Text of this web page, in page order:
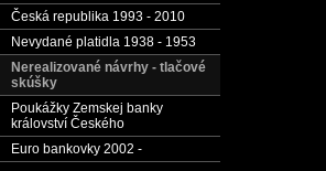
Česká republika 1993 - 2010
Nevydané platidla 1938 - 1953
Nerealizované návrhy - tlačové
skúšky
Poukážky Zemskej banky
království Českého
Euro bankovky 2002 -